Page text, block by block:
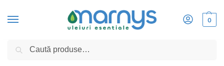
0
Home ANTI-AGING NIGHT REPAIR cu Acid Hialuronic + Vitamina B3 +